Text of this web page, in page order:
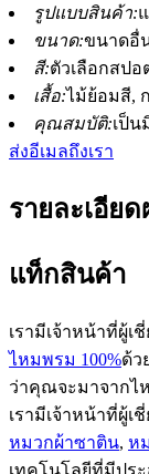
รูปแบบสินค้า:
ขนาด:ขนาดอื่
สี:ตัวเลือกสปอ
เสื้อ:ไม้ย้อมสี,
คุณสมบัติ:เป็น
ส่งอีเมลถึงเรา
รายละเอีย
แท็กสินค้า
เรามีเจ้าหน้าที่ผู้
ไหมพรม 100%ด้ว
ว่าคุณจะมาจากไ
เรามีเจ้าหน้าที่ผู้
หมวกผ้าซาติน, ห
เทคโนโลยีที่มีปร